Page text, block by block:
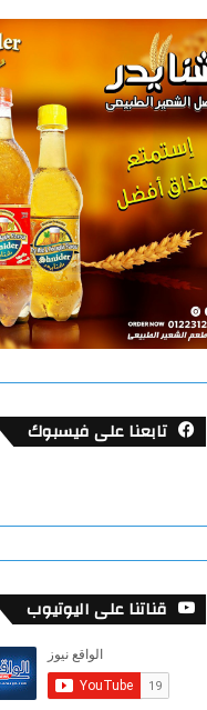
تابعنا على فيسبوك
قناتنا على اليوتيوب